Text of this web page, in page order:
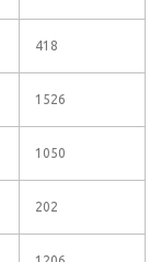
418
1526
1050
202